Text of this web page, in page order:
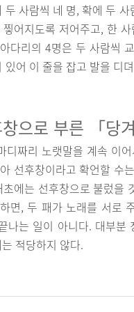
사람씩 네 명, 확에 두
어지도록 저어주고, 한
다리의 4명은 두 사람씩
어 이 줄을 잡고 발을 디
으로 부른 「당
디짜리 노랫말을 계속 이
선후창이라고 확언할 수
에는 선후창으로 불렀을
면, 두 패가 노래를 서로
나는 일이 아니다. 대부분
적당하지 않다.